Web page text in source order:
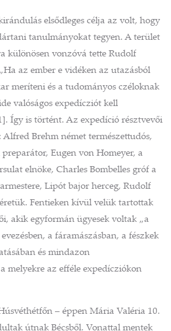
elsődleges célja az volt, hogy
tanulmányokat tegyen. A terület
különösen vonzóvá tette Rudolf
az ember e vidéken az utazásból
meríteni és a tudományos czéloknak
valóságos expedícziót kell
Így is történt. Az expedíció résztvevői
Brehm német természettudós,
Eugen von Homeyer, a
elnöke, Charles Bombelles gróf a
Lipót bajor herceg, Rudolf
Fentieken kívül velük tartottak
akik egyformán ügyesek voltak „a
a fáramászásban, a fészkek
és mindazon
melyekre az efféle expedícziókon
– éppen Mária Valéria 10.
útnak Bécsből. Vonattal mentek